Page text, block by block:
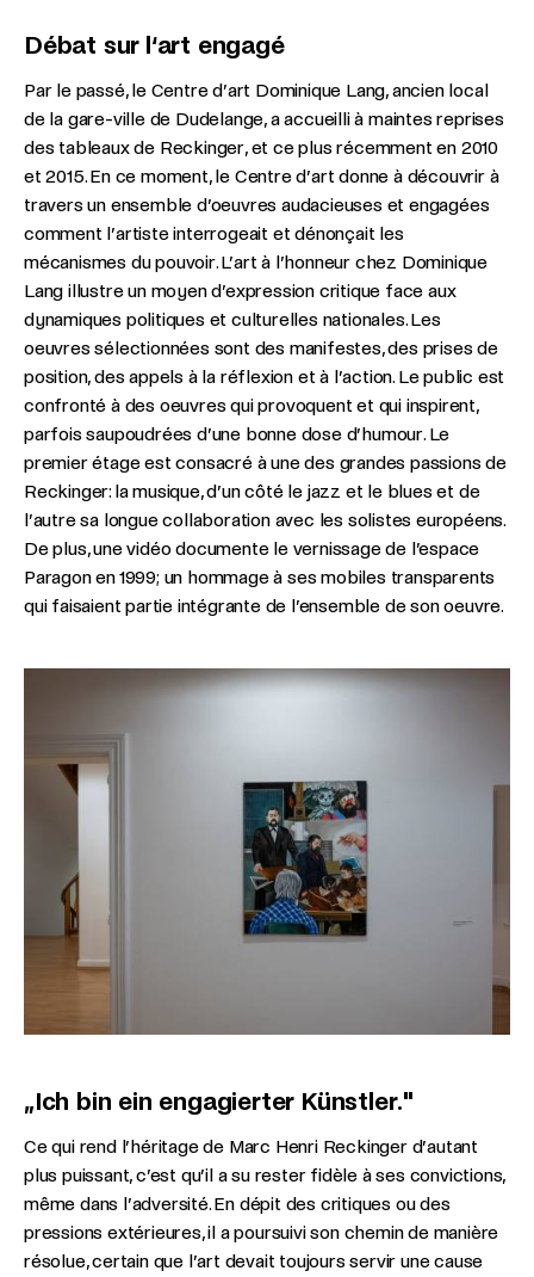
Débat sur l‘art engagé
Par le passé, le Centre d’art Dominique Lang, ancien local
de la gare-ville de Dudelange, a accueilli à maintes reprises
des tableaux de Reckinger, et ce plus récemment en 2010
et 2015. En ce moment, le Centre d’art donne à découvrir à
travers un ensemble d’oeuvres audacieuses et engagées
comment l’artiste interrogeait et dénonçait les
mécanismes du pouvoir. L’art à l’honneur chez Dominique
Lang illustre un moyen d’expression critique face aux
dynamiques politiques et culturelles nationales. Les
oeuvres sélectionnées sont des manifestes, des prises de
position, des appels à la réflexion et à l’action. Le public est
confronté à des oeuvres qui provoquent et qui inspirent,
parfois saupoudrées d’une bonne dose d’humour. Le
premier étage est consacré à une des grandes passions de
Reckinger: la musique, d’un côté le jazz et le blues et de
l’autre sa longue collaboration avec les solistes européens.
De plus, une vidéo documente le vernissage de l’espace
Paragon en 1999; un hommage à ses mobiles transparents
qui faisaient partie intégrante de l’ensemble de son oeuvre.
„Ich bin ein engagierter Künstler."
Ce qui rend l’héritage de Marc Henri Reckinger d’autant
plus puissant, c’est qu’il a su rester fidèle à ses convictions,
même dans l’adversité. En dépit des critiques ou des
pressions extérieures, il a poursuivi son chemin de manière
résolue, certain que l’art devait toujours servir une cause